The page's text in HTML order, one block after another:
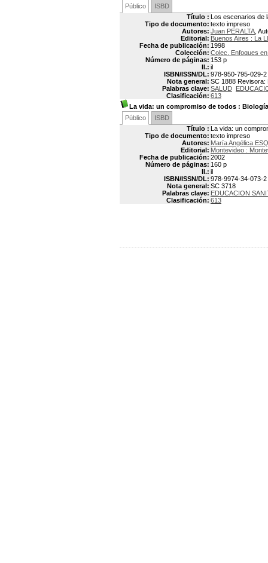
Público
ISBD
Título : Los escenarios de
Tipo de documento: texto impreso
Autores: Juan PERALTA ,
Editorial: Buenos Aires : La
Fecha de publicación: 1998
Colección: Colec. Enfoques
Número de páginas: 153 p
Il.: il
ISBN/ISSN/DL: 978-950-795-029-2
Nota general: SC 1888 Revisora:
Palabras clave: SALUD
Clasificación: 613
La vida: un compromiso de todos :
Público
ISBD
Título : La vida: un
Tipo de documento: texto impreso
Autores: María Angélica
Editorial: Montevideo :
Fecha de publicación: 2002
Número de páginas: 160 p
Il.: il
ISBN/ISSN/DL: 978-9974-34-073-2
Nota general: SC 3718
Palabras clave: EDUCACION
Clasificación: 613